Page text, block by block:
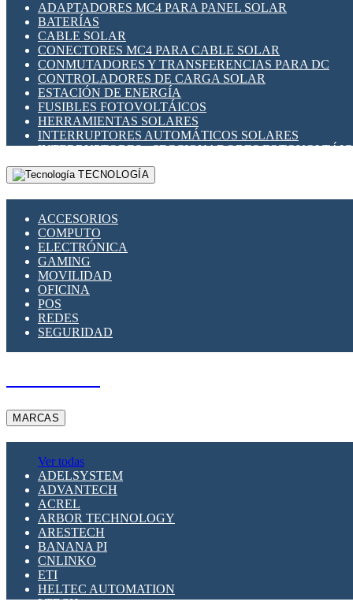
ADAPTADORES MC4 PARA PANEL SOLAR
BATERÍAS
CABLE SOLAR
CONECTORES MC4 PARA CABLE SOLAR
CONMUTADORES Y TRANSFERENCIAS PARA DC
CONTROLADORES DE CARGA SOLAR
ESTACIÓN DE ENERGÍA
FUSIBLES FOTOVOLTÁICOS
HERRAMIENTAS SOLARES
INTERRUPTORES AUTOMÁTICOS SOLARES
INTERRUPTORES - SECCIONADORES
MONTAJE PANEL SOLAR
PORTA FUSIBLES Y SECCIONADORES
TECNOLOGÍA
ACCESORIOS
COMPUTO
ELECTRÓNICA
GAMING
MOVILIDAD
OFICINA
POS
REDES
SEGURIDAD
MARCAS
Ver todas
ADELSYSTEM
ADVANTECH
ACREL
ARBOR TECHNOLOGY
ARESTECH
BANANA PI
CNLINKO
ETI
HELTEC AUTOMATION
LTECH